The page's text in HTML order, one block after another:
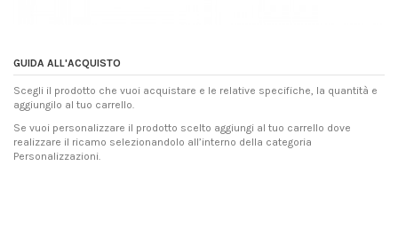
GUIDA ALL'ACQUISTO
Scegli il prodotto che vuoi acquistare e le relative specifiche, la quantità e
aggiungilo al tuo carrello.
Se vuoi personalizzare il prodotto scelto aggiungi al tuo carrello dove
realizzare il ricamo selezionandolo all’interno della categoria
Personalizzazioni.